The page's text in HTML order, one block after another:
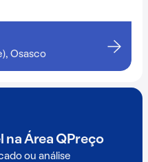
Osasco
na Área QPreço
ou análise